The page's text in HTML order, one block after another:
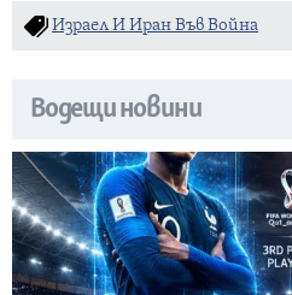
Израел И Иран Във Война
Водещи новини